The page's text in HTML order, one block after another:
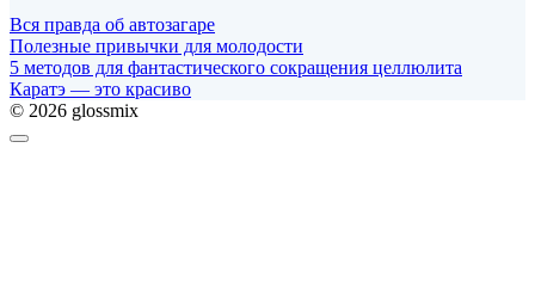
Вся правда об автозагаре
Полезные привычки для молодости
5 методов для фантастического сокращения целлюлита
Каратэ — это красиво
© 2026 glossmix